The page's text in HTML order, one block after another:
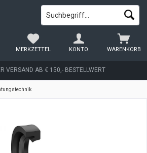
VERSAND AB € 150,- BESTELLWERT
WARENKORB
MERKZETTEL KONTO